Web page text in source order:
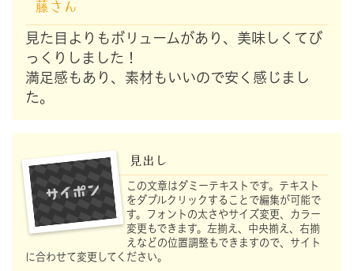
藤さん
見た目よりもボリュームがあり、美味しくてび
っくりしました！
満足感もあり、素材もいいので安く感じまし
た。
見出し
この文章はダミーテキストです。テキスト
をダブルクリックすることで編集が可能で
す。フォントの太さやサイズ変更、カラー
変更もできます。左揃え、中央揃え、右揃
えなどの位置調整もできますので、サイト
に合わせて変更してください。